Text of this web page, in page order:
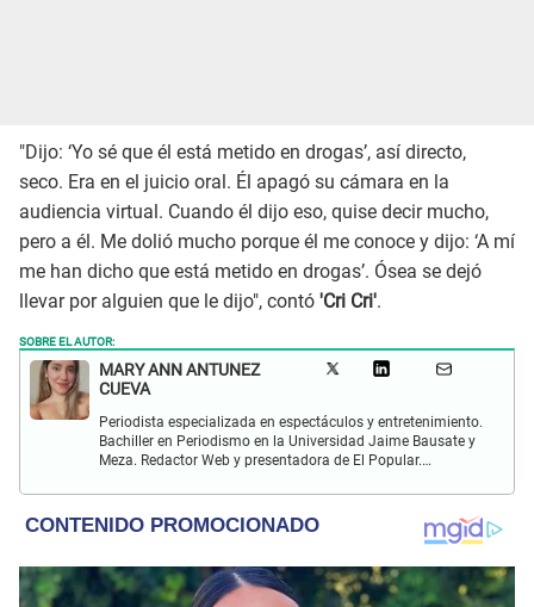
"Dijo: ‘Yo sé que él está metido en drogas’, así directo,
seco. Era en el juicio oral. Él apagó su cámara en la
audiencia virtual. Cuando él dijo eso, quise decir mucho,
pero a él. Me dolió mucho porque él me conoce y dijo: ‘A mí
me han dicho que está metido en drogas’. Ósea se dejó
llevar por alguien que le dijo", contó 'Cri Cri'.
SOBRE EL AUTOR:
MARY ANN ANTUNEZ
CUEVA
Periodista especializada en espectáculos y entretenimiento.
Bachiller en Periodismo en la Universidad Jaime Bausate y
Meza. Redactor Web y presentadora de El Popular.
y espectáculos internacional.